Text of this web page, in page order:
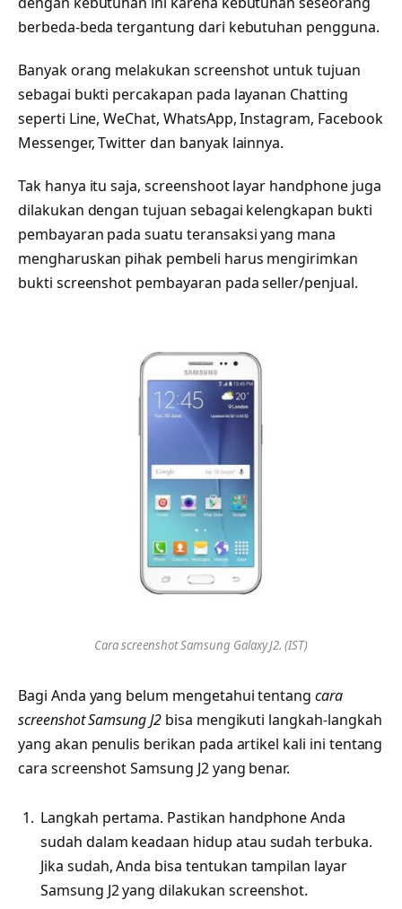
berbeda-beda tergantung dari kebutuhan pengguna.
Banyak orang melakukan screenshot untuk tujuan
sebagai bukti percakapan pada layanan Chatting
seperti Line, WeChat, WhatsApp, Instagram, Facebook
Messenger, Twitter dan banyak lainnya.
Tak hanya itu saja, screenshoot layar handphone juga
dilakukan dengan tujuan sebagai kelengkapan bukti
pembayaran pada suatu teransaksi yang mana
mengharuskan pihak pembeli harus mengirimkan
bukti screenshot pembayaran pada seller/penjual.
Cara screenshot Samsung Galaxy J2. (IST)
Bagi Anda yang belum mengetahui tentangcara
screenshot Samsung J2 bisa mengikuti langkah-langkah
yang akan penulis berikan pada artikel kali ini tentang
cara screenshot Samsung J2 yang benar.
Langkah pertama. Pastikan handphone Anda
sudah dalam keadaan hidup atau sudah terbuka.
Jika sudah, Anda bisa tentukan tampilan layar
Samsung J2 yang dilakukan screenshot.